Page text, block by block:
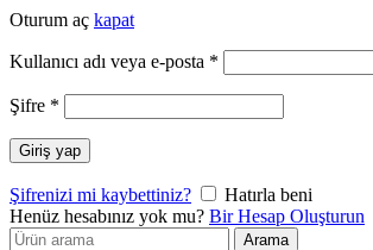
Oturum aç kapat
Kullanıcı adı veya e-posta *
Şifre *
Giriş yap
Şifrenizi mi kaybettiniz?
Hatırla beni
Henüz hesabınız yok mu? Bir Hesap Oluşturun
Arayın:
Arama